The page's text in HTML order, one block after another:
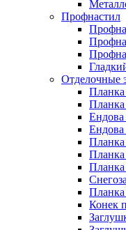
Профнастил
Отделочные
Планка
Планка
Ендова
Планка
Планка
Планка
Планка
Конек